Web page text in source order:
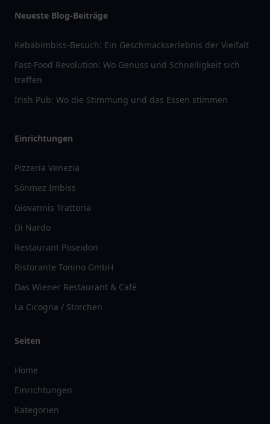
Neueste Blog-Beiträge
Kebabimbiss-Besuch: Ein Geschmackserlebnis der Vielfalt
Fast-Food Revolution: Wo Genuss und Schnelligkeit sich
treffen
Irish Pub: Wo die Stimmung und das Essen stimmen
Einrichtungen
Pizzeria Venezia
Sönmez Imbiss
Giovannis Trattoria
Di Nardo
Restaurant Poseidon
Ristorante Tonino GmbH
Das Wiener Restaurant & Café
La Cicogna / Storchen
Seiten
Home
Einrichtungen
Kategorien